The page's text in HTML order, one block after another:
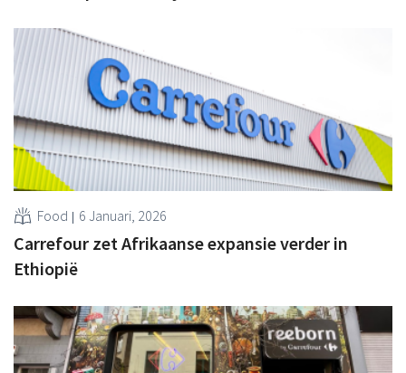
Food 6 Januari, 2026
Carrefour zet Afrikaanse expansie verder in
Ethiopië